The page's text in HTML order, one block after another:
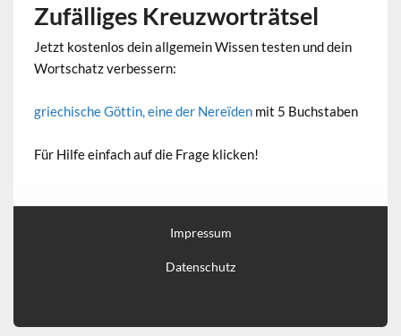
Zufälliges Kreuzworträtsel
Jetzt kostenlos dein allgemein Wissen testen und dein
Wortschatz verbessern:
griechische Göttin, eine der Nereïden mit 5 Buchstaben
Für Hilfe einfach auf die Frage klicken!
Impressum
Datenschutz